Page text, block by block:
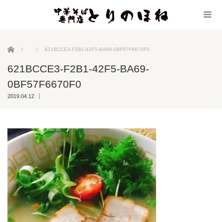
ホーム 621BCCE3-F2B1-42F5-BA69-0BF57F6670F0
621BCCE3-F2B1-42F5-BA69-
0BF57F6670F0
2019.04.12